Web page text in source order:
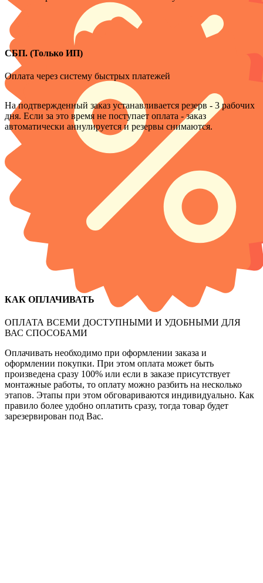
СБП. (Только ИП)
Оплата через систему быстрых платежей
На подтвержденный заказ устанавливается резерв - 3 рабочих
дня. Если за это время не поступает оплата - заказ
автоматически аннулируется и резервы снимаются.
КАК ОПЛАЧИВАТЬ
ОПЛАТА ВСЕМИ ДОСТУПНЫМИ И УДОБНЫМИ ДЛЯ
ВАС СПОСОБАМИ
Оплачивать необходимо при оформлении заказа и
оформлении покупки. При этом оплата может быть
произведена сразу 100% или если в заказе присутствует
монтажные работы, то оплату можно разбить на несколько
этапов. Этапы при этом обговариваются индивидуально. Как
правило более удобно оплатить сразу, тогда товар будет
зарезервирован под Вас.